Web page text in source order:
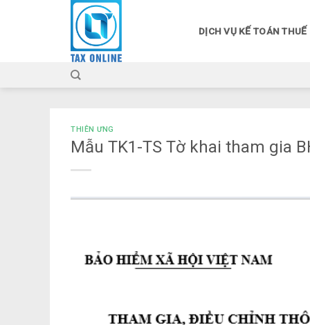
DỊCH VỤ KẾ TOÁN THUẾ
THIÊN ƯNG
Mẫu TK1-TS Tờ khai tham gia